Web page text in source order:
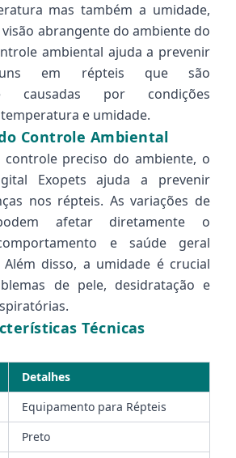
mas também a umidade,
abrangente do ambiente do
ambiental ajuda a prevenir
em répteis que são
causadas por condições
e umidade.
Controle Ambiental
preciso do ambiente, o
Exopets ajuda a prevenir
nos répteis. As variações de
afetar diretamente o
e saúde geral
Além disso, a umidade é crucial
de pele, desidratação e
Técnicas
Detalhes
Equipamento para Répteis
Preto